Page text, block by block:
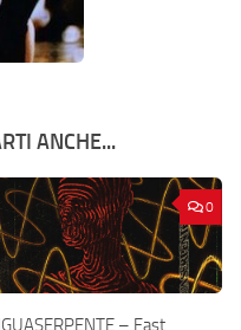
ANCHE...
0
– Fast